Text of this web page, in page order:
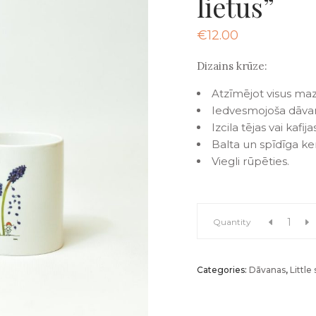
€12.00
Dizains krūze:
Atzīmējot visus
Iedvesmojoša
Izcila tējas vai
Balta un spīdīga
Viegli rūpēties.
Kafijas
Quantity
Categories: Dāvanas, Little